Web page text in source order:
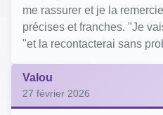
me rassurer et je la
précises et franches. "Je
"et la recontacterai sans
Valou
27 février 2026